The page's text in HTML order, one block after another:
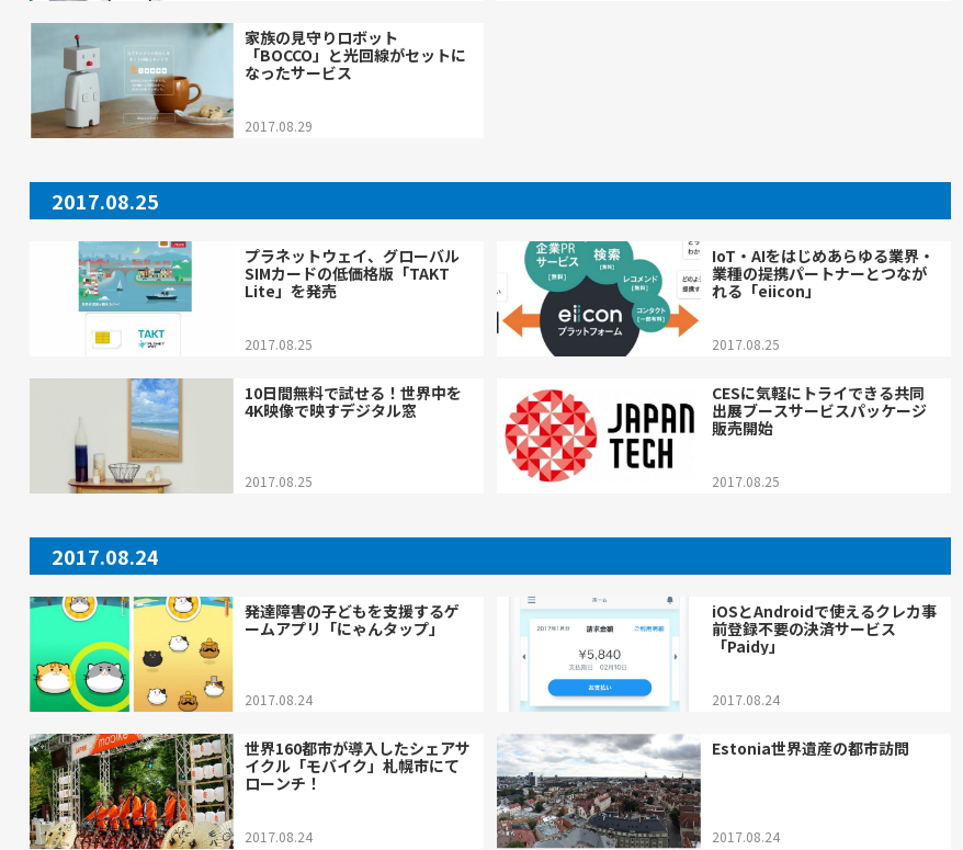
家族の見守りロボット
「BOCCO」と光回線がセットに
なったサービス
2017.08.29
2017.08.25
プラネットウェイ、グローバル
SIMカードの低価格版「TAKT
Lite」を発売
2017.08.25
IoT・AIをはじめあらゆる業界・
業種の提携パートナーとつなが
れる「eiicon」
2017.08.25
10日間無料で試せる！世界中を
4K映像で映すデジタル窓
2017.08.25
CESに気軽にトライできる共同
出展ブースサービスパッケージ
販売開始
2017.08.25
2017.08.24
発達障害の子どもを支援するゲ
ームアプリ「にゃんタップ」
2017.08.24
iOSとAndroidで使えるクレカ事
前登録不要の決済サービス
「Paidy」
2017.08.24
世界160都市が導入したシェアサ
イクル「モバイク」札幌市にて
ローンチ！
2017.08.24
Estonia世界遺産の都市訪問
2017.08.24